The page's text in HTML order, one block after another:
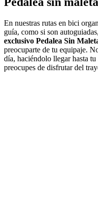
En nuestras rutas en bici
guía, como si son
exclusivo Pedalea Sin
preocuparte de tu equipaje.
día, haciéndolo llegar hasta
preocupes de disfrutar del